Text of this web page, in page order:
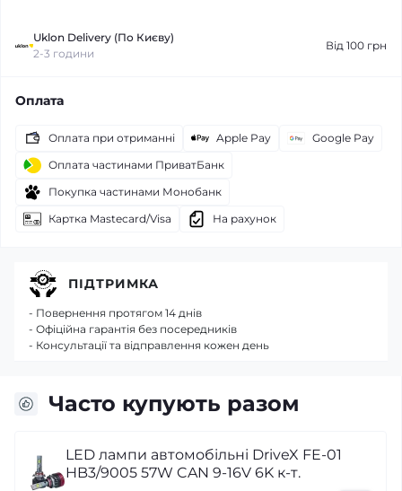
Uklon Delivery (По Києву)
2-3 години
Від 100 грн
Оплата
Оплата при отриманні Apple Pay
Google Pay
Оплата частинами ПриватБанк
Покупка частинами Монобанк
Картка Mastecard/Visa
На рахунок
Часто купують разом
LED лампи автомобільні DriveX FE-01
HB3/9005 57W CAN 9-16V 6K к-т.
ПІДТРИМКА
- Повернення протягом 14 днів
- Офіційна гарантія без посередників
- Консультації та відправлення кожен день